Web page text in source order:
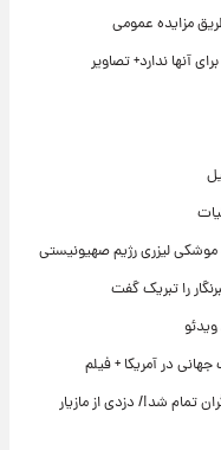
مزایده عمومی
لیزری رژیم صهیونیستی
را تبریک گفت
در آمریکا + فیلم
تمام شد!/ دزدی از مازیار